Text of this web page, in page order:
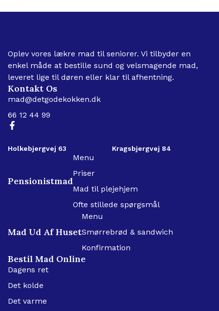
Oplev vores lækre mad til seniorer. Vi tilbyder en
enkel måde at bestille sund og velsmagende mad,
leveret lige til døren eller klar til afhentning.
Kontakt Os
mad@detgodekokken.dk
66 12 44 99
Holkebjergvej 63 Kragsbjergvej 84
Pensionistmad
Menu
Priser
Mad til plejehjem
Ofte stillede spørgsmål
Mad Ud Af Huset
Menu
Smørrebrød & sandwich
Konfirmation
Bestil Mad Online
Dagens ret
Det kolde
Det varme